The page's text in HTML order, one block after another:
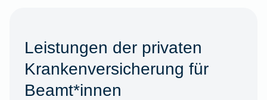
Leistungen der privaten
Krankenversicherung für
Beamt*innen